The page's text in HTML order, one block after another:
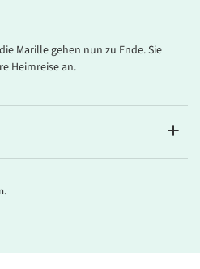
Marille gehen nun zu Ende. Sie
Heimreise an.
St. Pölten
in zentraler und